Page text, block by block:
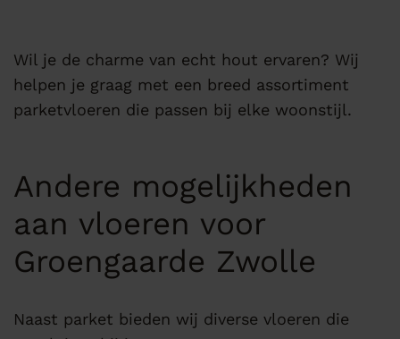
Wil je de charme van echt hout ervaren? Wij
helpen je graag met een breed assortiment
parketvloeren die passen bij elke woonstijl.
Andere mogelijkheden
aan vloeren voor
Groengaarde Zwolle
Naast parket bieden wij diverse vloeren die